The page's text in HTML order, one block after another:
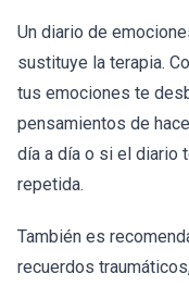
Un diario de
sustituye la terapia.
tus emociones te
pensamientos de
día a día o si el diario
repetida.
También es
recuerdos